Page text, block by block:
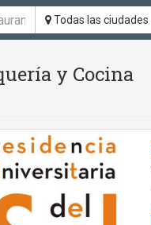
Todas las ciudades
y Cocina